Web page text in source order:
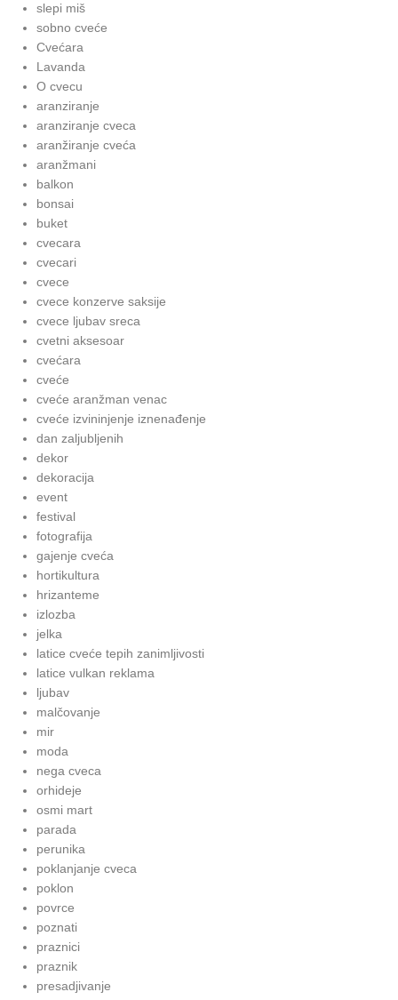
slepi miš
sobno cveće
Cvećara
Lavanda
O cvecu
aranziranje
aranziranje cveca
aranžiranje cveća
aranžmani
balkon
bonsai
buket
cvecara
cvecari
cvece
cvece konzerve saksije
cvece ljubav sreca
cvetni aksesoar
cvećara
cveće
cveće aranžman venac
cveće izvininjenje iznenađenje
dan zaljubljenih
dekor
dekoracija
event
festival
fotografija
gajenje cveća
hortikultura
hrizanteme
izlozba
jelka
latice cveće tepih zanimljivosti
latice vulkan reklama
ljubav
malčovanje
mir
moda
nega cveca
orhideje
osmi mart
parada
perunika
poklanjanje cveca
poklon
povrce
poznati
praznici
praznik
presadjivanje